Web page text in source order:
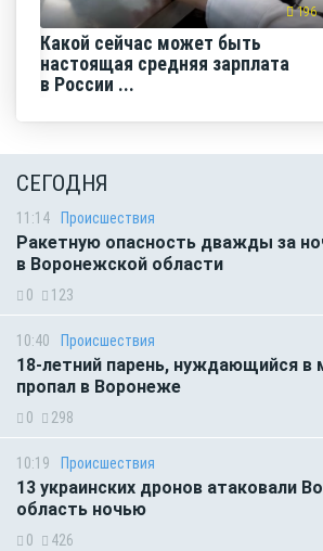
196
Какой сейчас может быть
настоящая средняя зарплата
в России ...
СЕГОДНЯ
11:14 Происшествия
Ракетную опасность дважды за
в Воронежской области
0 123
10:40 Происшествия
18-летний парень, нуждающийся
пропал в Воронеже
0 298
10:19 Происшествия
13 украинских дронов атаковали
область ночью
0 426